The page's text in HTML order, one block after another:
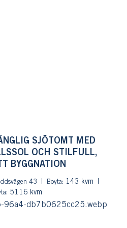
SJÖTOMT MED
OCH STILFULL,
BYGGNATION
43 Boyta: 143 kvm
: 5116 kvm